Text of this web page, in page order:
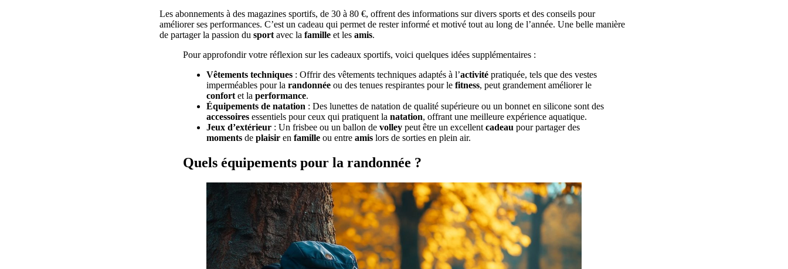
Les abonnements à des magazines sportifs, de 30 à 80 €, offrent des informations sur divers sports et des conseils pour
améliorer ses performances. C’est un cadeau qui permet de rester informé et motivé tout au long de l’année. Une belle manière
de partager la passion du sportavec la famille et les amis.
Pour approfondir votre réflexion sur les cadeaux sportifs, voici quelques idées supplémentaires :
Vêtements techniques : Offrir des vêtements techniques adaptés à l’activité pratiquée, tels que des vestes
imperméables pour la randonnée ou des tenues respirantes pour le fitness, peut grandement améliorer le
confortet la performance.
Équipements de natation : Des lunettes de natation de qualité supérieure ou un bonnet en silicone sont des
accessoires essentiels pour ceux qui pratiquent la natation, offrant une meilleure expérience aquatique.
Jeux d’extérieur : Un frisbee ou un ballon de volley peut être un excellentcadeau pour partager des
moments de plaisir en famille ou entre amis lors de sorties en plein air.
Quels équipements pour la randonnée ?